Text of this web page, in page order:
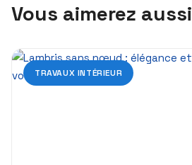
Vous aimerez aussi
TRAVAUX INTÉRIEUR